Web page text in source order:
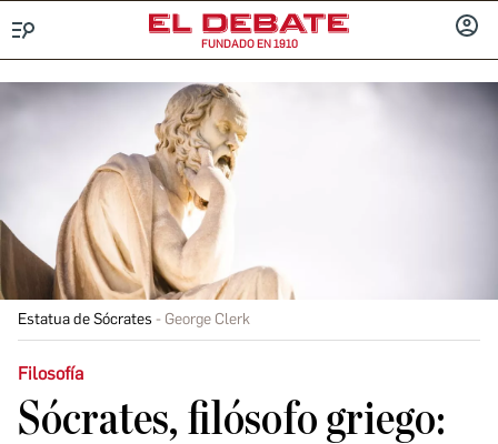
FUNDADO EN 1910
Estatua de Sócrates George Clerk
Filosofía
Sócrates, filósofo griego: